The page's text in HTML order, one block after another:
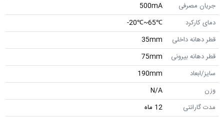
جریان مصرفی
500mA
دمای کارکرد
℃65~℃20-
قطر دهانه داخلی
35mm
قطر دهانه بیرونی
75mm
سایز/ابعاد
190mm
وزن
N/A
مدت گارانتی
12 ماه